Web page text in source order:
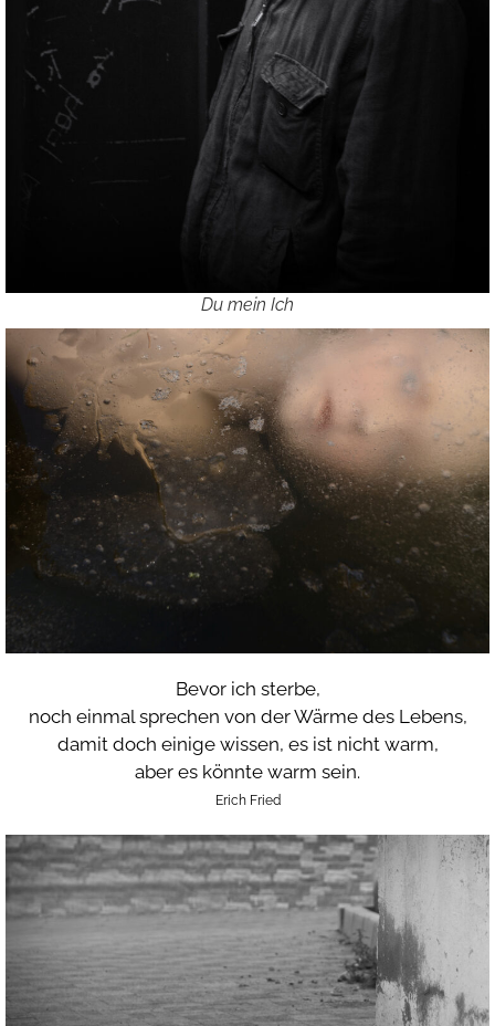
Du mein Ich
Bevor ich sterbe,
noch einmal sprechen von der Wärme des Lebens,
damit doch einige wissen, es ist nicht warm,
aber es könnte warm sein.
Erich Fried